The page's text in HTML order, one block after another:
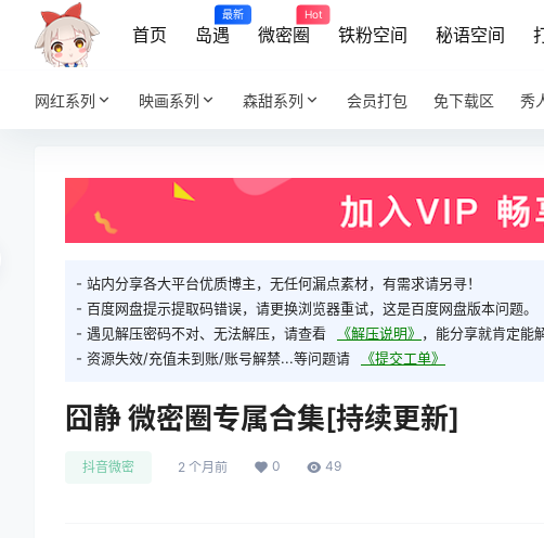
首页 岛遇
最新
微密圈
Hot
铁粉空间 秘语空间
网红系列 映画系列 森甜系列 会员打包 免下载区 秀
- 站内分享各大平台优质博主，无任何漏点素材，有需求请另寻！
- 百度网盘提示提取码错误，请更换浏览器重试，这是百度网盘版本问题。
- 遇见解压密码不对、无法解压，请查看
《解压说明》 ，能分享就肯定能
- 资源失效/充值未到账/账号解禁...等问题请
《提交工单》
囧静 微密圈专属合集[持续更新]
抖音微密 2 个月前 0 49